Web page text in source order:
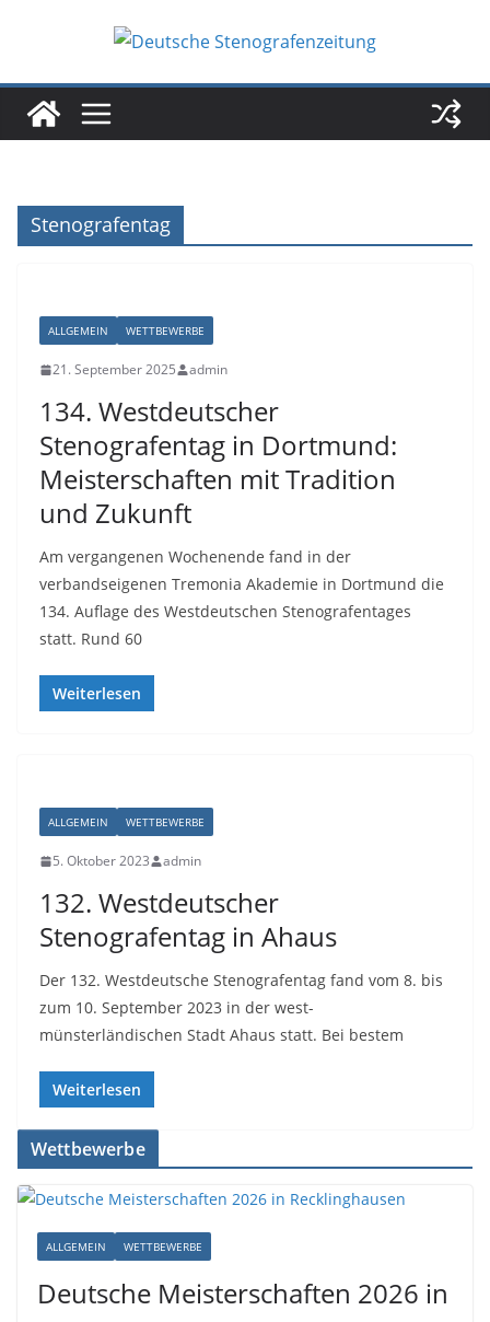
Stenografentag
ALLGEMEIN WETTBEWERBE
21. September 2025 admin
134. Westdeutscher
Stenografentag in Dortmund:
Meisterschaften mit Tradition
und Zukunft
Am vergangenen Wochenende fand in der
verbandseigenen Tremonia Akademie in Dortmund die
134. Auflage des Westdeutschen Stenografentages
statt. Rund 60
Weiterlesen
ALLGEMEIN WETTBEWERBE
5. Oktober 2023 admin
132. Westdeutscher
Stenografentag in Ahaus
Der 132. Westdeutsche Stenografentag fand vom 8. bis
zum 10. September 2023 in der west-
münsterländischen Stadt Ahaus statt. Bei bestem
Weiterlesen
Wettbewerbe
ALLGEMEIN WETTBEWERBE
Deutsche Meisterschaften 2026 in